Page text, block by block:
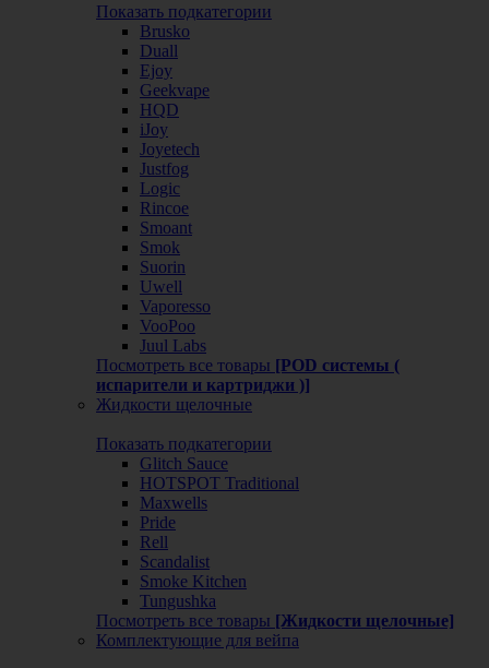
Показать подкатегории
Brusko
Duall
Ejoy
Geekvape
HQD
iJoy
Joyetech
Justfog
Logic
Rincoe
Smoant
Smok
Suorin
Uwell
Vaporesso
VooPoo
Juul Labs
Посмотреть все товары [POD системы (
испарители и картриджи )]
Жидкости щелочные
Показать подкатегории
Glitch Sauce
HOTSPOT Traditional
Maxwells
Pride
Rell
Scandalist
Smoke Kitchen
Tungushka
Посмотреть все товары [Жидкости щелочные]
Комплектующие для вейпа